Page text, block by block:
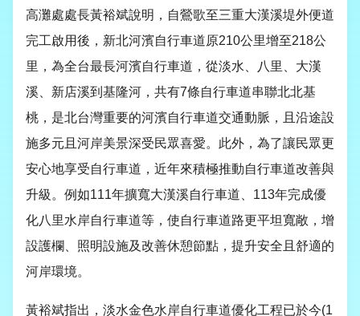
高灘處處長黃裕斌說明，自鶯歌至三重大漢溪堤外便道
完工啟用後，新北河濱自行車道原210公里增至218公
里，為全台最長河濱自行車道，從淡水、八里、大漢
溪、新店溪到基隆河，共有7條自行車道串聯北北基
桃，是北台灣重要的河濱自行車道交通動脈，且沿途設
施多元且河岸美景深受民眾喜愛。此外，為了讓民眾更
安心地享受自行車道，近年來積極推動自行車道改善與
升級。例如111年擴寬大漢溪自行車道、 113年完成優
化八里水岸自行車道等，使自行車道路更平坦寬敞，增
設護欄、照明設施及改善休憩節點，提升安全且舒適的
河岸環境。
黃裕斌指出，淡水金色水岸自行車道優化工程已於今(1